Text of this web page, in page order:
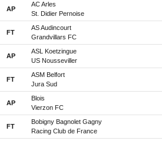
AP
AC Arles
St. Didier Pernoise
FT
AS Audincourt
Grandvillars FC
AP
ASL Koetzingue
US Nousseviller
FT
ASM Belfort
Jura Sud
AP
Blois
Vierzon FC
FT
Bobigny Bagnolet Gagny
Racing Club de France